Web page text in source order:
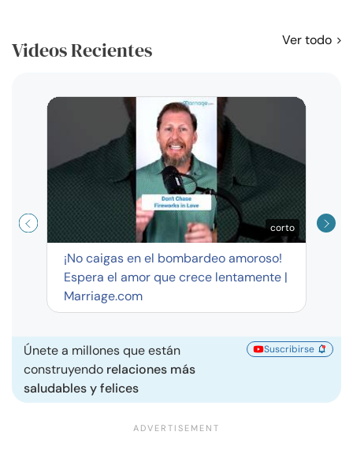
Videos Recientes Ver todo
corto
¡No caigas en el bombardeo amoroso!
Espera el amor que crece lentamente |
Marriage.com
Únete a millones que están
construyendo relaciones más
saludables y felices
Suscribirse